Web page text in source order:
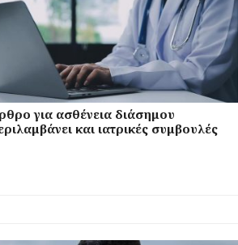
για ασθένεια διάσημου
και ιατρικές συμβουλές